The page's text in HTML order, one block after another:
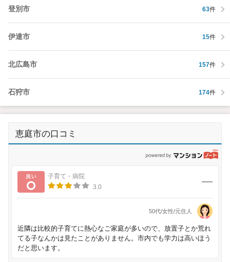
登別市 63件
伊達市 15件
北広島市 157件
石狩市 174件
恵庭市の口コミ
良い
子育て・病院
3.0
50代/女性/元住人
近隣は比較的子育てに熱心なご家庭が多いので、放置子とか荒れ
てる子なんかは見たことがありません。市内でも学力は高いほう
だと思います。